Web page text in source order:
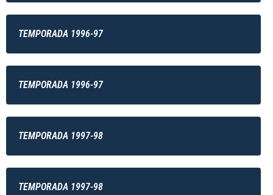
TEMPORADA 1996-97
TEMPORADA 1996-97
TEMPORADA 1997-98
TEMPORADA 1997-98